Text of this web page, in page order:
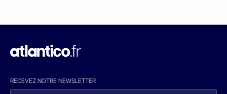
RECEVEZ NOTRE NEWSLETTER